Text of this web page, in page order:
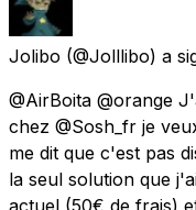
Jolibo (@Jolllibo) a
@AirBoita @orange
chez @Sosh_fr je
me dit que c'est pas
la seul solution que
actuel (50€ de frais)